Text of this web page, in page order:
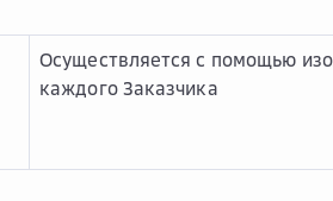
Осуществляется с помощью
каждого Заказчика